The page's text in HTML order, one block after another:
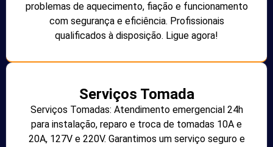
problemas de aquecimento, fiação e funcionamento
com segurança e eficiência. Profissionais
qualificados à disposição. Ligue agora!
Serviços Tomada
Serviços Tomadas: Atendimento emergencial 24h
para instalação, reparo e troca de tomadas 10A e
20A, 127V e 220V. Garantimos um serviço seguro e